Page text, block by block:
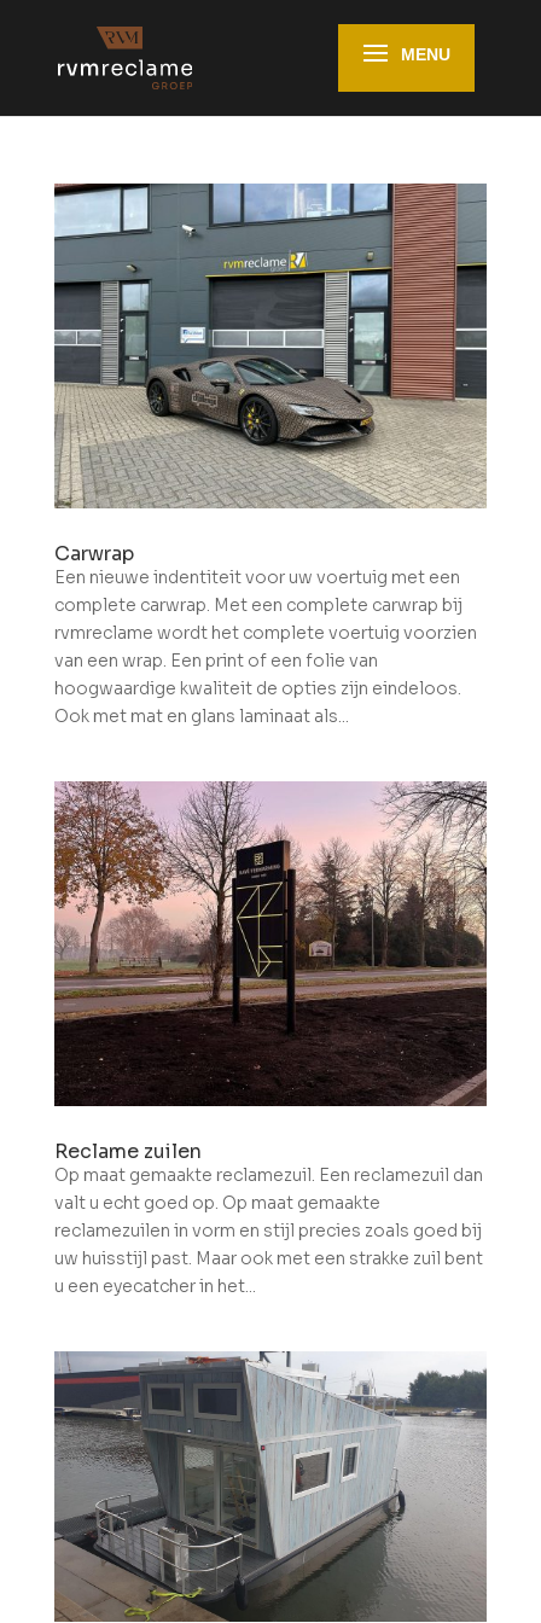
Carwrap
Een nieuwe indentiteit voor uw voertuig met een
complete carwrap. Met een complete carwrap bij
rvmreclame wordt het complete voertuig voorzien
van een wrap. Een print of een folie van
hoogwaardige kwaliteit de opties zijn eindeloos.
Ook met mat en glans laminaat als...
Reclame zuilen
Op maat gemaakte reclamezuil. Een reclamezuil dan
valt u echt goed op. Op maat gemaakte
reclamezuilen in vorm en stijl precies zoals goed bij
uw huisstijl past. Maar ook met een strakke zuil bent
u een eyecatcher in het...